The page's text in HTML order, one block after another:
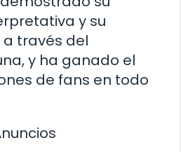
y su
través del
y ha ganado el
de fans en todo